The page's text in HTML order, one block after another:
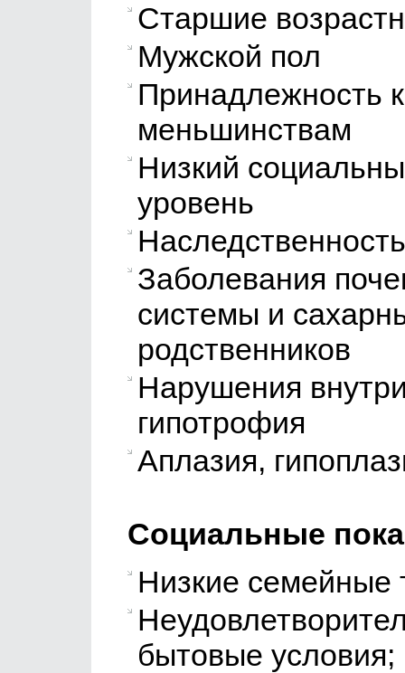
Старшие
Мужской пол
Принадлежность
меньшинствам
Низкий
уровень
Заболевания
системы и
родственников
Нарушения
гипотрофия
Аплазия,
Социальные
Низкие семейные
бытовые условия;